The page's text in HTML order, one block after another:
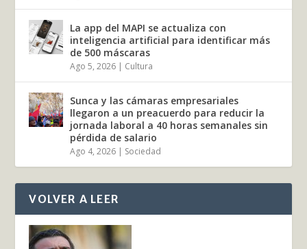
La app del MAPI se actualiza con
inteligencia artificial para identificar más
de 500 máscaras
Ago 5, 2026 | Cultura
Sunca y las cámaras empresariales
llegaron a un preacuerdo para reducir la
jornada laboral a 40 horas semanales sin
pérdida de salario
Ago 4, 2026 | Sociedad
VOLVER A LEER